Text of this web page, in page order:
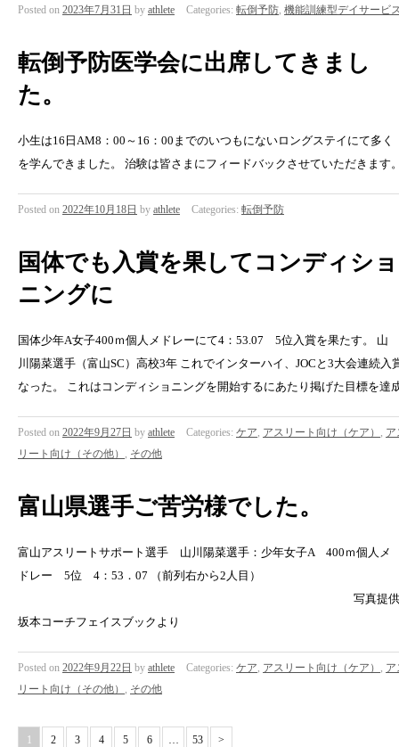
Posted on 2023年7月31日 by athlete Categories: 転倒予防 機能訓練型デイサービ
転倒予防医学会に出席してきまし
た。
小生は16日AM8：00～16：00までのいつもにないロングステイにて多く
を学んできました。 治験は皆さまにフィードバックさせていただきます
Posted on 2022年10月18日 by athlete Categories: 転倒予防
国体でも入賞を果してコンディショ
ニングに
国体少年A女子400ｍ個人メドレーにて4：53.07 5位入賞を果たす。 山
川陽菜選手（富山SC）高校3年 これでインターハイ、JOCと3大会連続入
なった。 これはコンディショニングを開始するにあたり掲げた目標を達
Posted on 2022年9月27日 by athlete Categories: ケア アスリート向け（ケア）
ア
リート向け（その他）
その他
富山県選手ご苦労様でした。
富山アスリートサポート選手 山川陽菜選手：少年女子A 400ｍ個人メ
ドレー 5位 4：53．07 （前列右から2人目）
写真提
坂本コーチフェイスブックより
Posted on 2022年9月22日 by athlete Categories: ケア アスリート向け（ケア）
ア
リート向け（その他）
その他
1 2 3 4 5 6 53 >